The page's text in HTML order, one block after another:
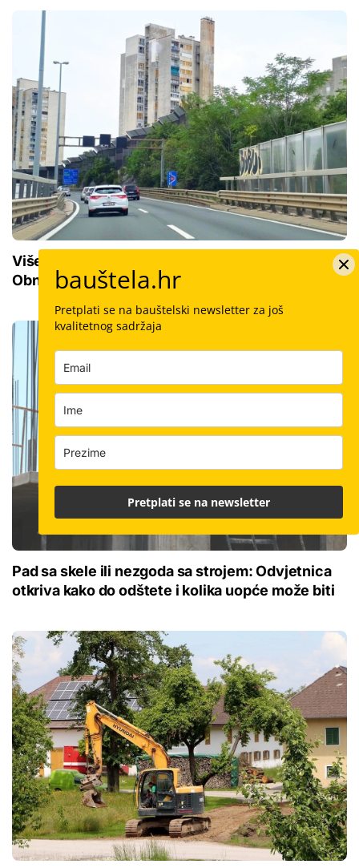
Više od pola milijuna eura za riječke ceste:
Obnovljeno 13.000 kvadrata, gradi se i novi rotor
Pad sa skele ili nezgoda sa strojem: Odvjetnica
otkriva kako do odštete i kolika uopće može biti
bauštela.hr
Pretplati se na bauštelski newsletter za još
kvalitetnog sadržaja
Pretplati se na newsletter